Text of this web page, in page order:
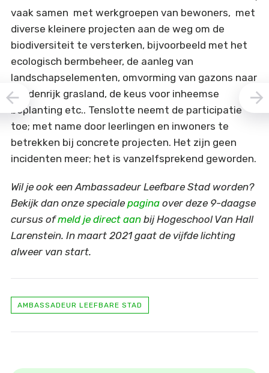
vaak samen met werkgroepen van bewoners, met
diverse kleinere projecten aan de weg om de
biodiversiteit te versterken, bijvoorbeeld met het
ecologisch bermbeheer, de aanleg van
landschapselementen, omvorming van gazons naar
kruidenrijk grasland, de keus voor inheemse
beplanting etc.. Tenslotte neemt de participatie
toe; met name door leerlingen en inwoners te
betrekken bij concrete projecten. Het zijn geen
incidenten meer; het is vanzelfsprekend geworden.
Wil je ook een Ambassadeur Leefbare Stad worden?
Bekijk dan onze speciale paginaover deze 9-daagse
cursus ofmeld je direct aanbij Hogeschool Van Hall
Larenstein. In maart 2021 gaat de vijfde lichting
alweer van start.
AMBASSADEUR LEEFBARE STAD